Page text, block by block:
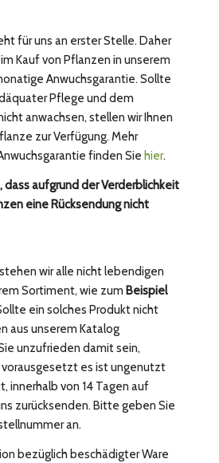
für uns an erster Stelle. Daher
Kauf von Pflanzen in unserem
Anwuchsgarantie. Sollte
Pflege und dem
anwachsen, stellen wir Ihnen
zur Verfügung. Mehr
finden Sie hier.
aufgrund der Verderblichkeit
eine Rücksendung nicht
wir alle nicht lebendigen
Sortiment, wie zum Beispiel
ein solches Produkt nicht
aus unserem Katalog
unzufrieden damit sein,
vorausgesetzt es ist ungenutzt
innerhalb von 14 Tagen auf
zurücksenden. Bitte geben Sie
an.
bezüglich beschädigter Ware